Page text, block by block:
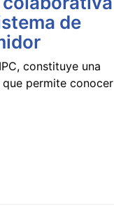
de
constituye una
permite conocer